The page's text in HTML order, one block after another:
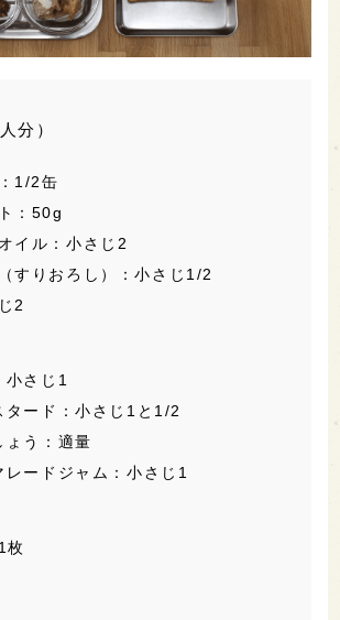
分）
1/2缶
：50g
イル：小さじ2
すりおろし）：小さじ1/2
2
さじ1
タード：小さじ1と1/2
う：適量
ードジャム：小さじ1
枚